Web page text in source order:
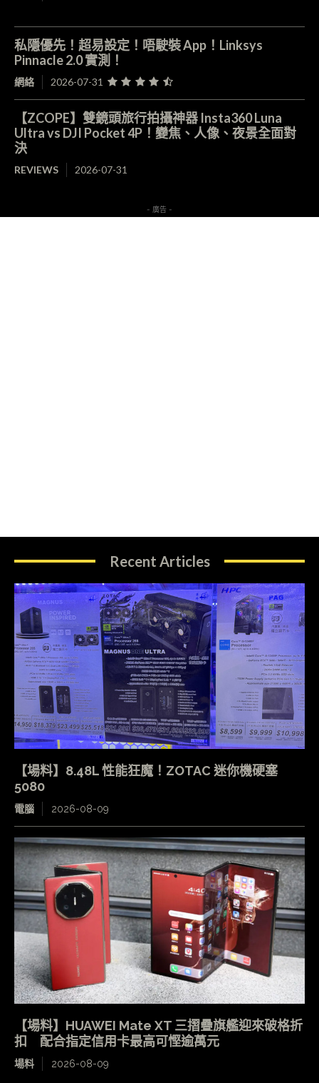
私隱優先！超易設定！唔駛裝 App！Linksys
Pinnacle 2.0 實測！
網絡 2026-07-31
【ZCOPE】雙鏡頭旅行拍攝神器 Insta360 Luna
Ultra vs DJI Pocket 4P！變焦、人像、夜景全面對
決
REVIEWS 2026-07-31
- 廣告 -
Recent Articles
【場料】8.48L 性能狂魔！ZOTAC 迷你機硬塞
5080
電腦 2026-08-09
【場料】HUAWEI Mate XT 三摺疊旗艦迎來破格折
扣 配合指定信用卡最高可慳逾萬元
場料 2026-08-09